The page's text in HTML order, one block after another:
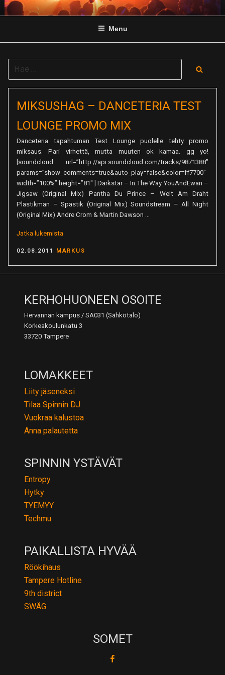
Skip
to
Menu
Search
for:
MIKSUSHAG – DANCETERIA TEST
LOUNGE PROMO MIX
Danceteria tapahtuman Test Lounge puolelle tehty promo
miksaus. Pari virhettä, mutta muuten ok kamaa. gg yo!
[soundcloud url=”http://api.soundcloud.com/tracks/9871388″
params=”show_comments=true&auto_play=false&color=ff7700″
width=”100%” height=”81″ ] Darkstar – In The Way YouAndEwan –
Jigsaw (Original Mix) Pantha Du Prince – Welt Am Draht
Plastikman – Spastik (Original Mix) Soundstream – All Night
(Original Mix) Andre Crom & Martin Dawson …
Jatka lukemista
Danceteria
Test
Lounge
Mix”
POSTED
02.08.2011 MARKUS
KERHOHUONEEN OSOITE
Hervannan kampus / SA031 (Sähkötalo)
Korkeakoulunkatu 3
33720 Tampere
LOMAKKEET
Liity jäseneksi
Tilaa Spinnin DJ
Vuokraa kalustoa
Anna palautetta
SPINNIN YSTÄVÄT
Entropy
Hytky
TYEMYY
Techmu
PAIKALLISTA HYVÄÄ
Röökihaus
Tampere Hotline
9th district
SWÄG
SOMET
fb